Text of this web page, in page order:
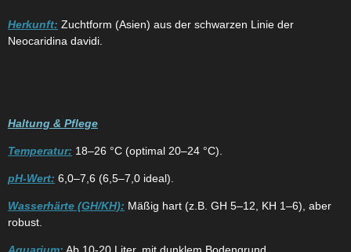
Herkunft: Zuchtform (Asien) aus der schwarzen Linie der
Neocaridina davidi.
Haltung & Pflege
Temperatur: 18–26 °C (optimal 20–24 °C).
pH-Wert: 6,0–7,6 (6,5–7,0 ideal).
Wasserhärte (GH/KH): Mäßig hart (z.B. GH 5–12, KH 1–6), aber
robust.
Aquarium: Ab 10-20 Liter, mit dunklem Bodengrund,